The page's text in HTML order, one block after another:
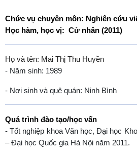
Chức vụ chuyên môn: Nghiên cứu
Học hàm, học vị: Cử nhân (2011)
Họ và tên: Mai Thị Thu Huyền
- Năm sinh: 1989
- Nơi sinh và quê quán: Ninh Bình
Quá trình đào tạo/học vấn
- Tốt nghiệp khoa Văn học, Đại học
– Đại học Quốc gia Hà Nội năm 2011.